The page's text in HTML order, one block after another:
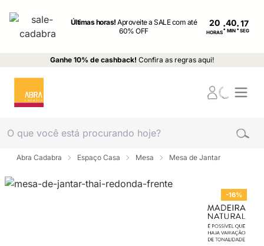
Últimas horas!Aproveite a SALE com até
60% OFF
20
HORAS: MIN : SEG
Ganhe 10% de cashback! Confira as regras aqui!
Abra Cadabra Espaço Casa Mesa Mesa de Jantar
-16%